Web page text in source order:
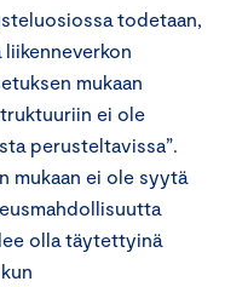
todetaan,
mukaan
ei ole
perusteltavissa”.
mukaan ei ole syytä
olla täytettyinä